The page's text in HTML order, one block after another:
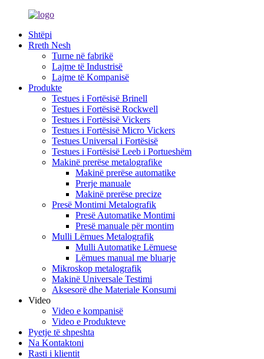
Shtëpi
Rreth Nesh
Turne në fabrikë
Lajme të Industrisë
Lajme të Kompanisë
Produkte
Testues i Fortësisë Brinell
Testues i Fortësisë Rockwell
Testues i Fortësisë Vickers
Testues i Fortësisë Micro Vickers
Testues Universal i Fortësisë
Testues i Fortësisë Leeb i Portueshëm
Makinë prerëse metalografike
Makinë prerëse automatike
Prerje manuale
Makinë prerëse precize
Presë Montimi Metalografik
Presë Automatike Montimi
Presë manuale për montim
Mulli Lëmues Metalografik
Mulli Automatike Lëmuese
Lëmues manual me bluarje
Mikroskop metalografik
Makinë Universale Testimi
Aksesorë dhe Materiale Konsumi
Video
Video e kompanisë
Video e Produkteve
Pyetje të shpeshta
Na Kontaktoni
Rasti i klientit